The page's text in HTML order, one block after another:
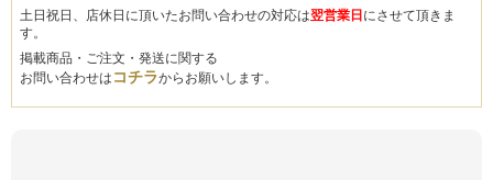
土日祝日、店休日に頂いたお問い合わせの対応は翌営業日 にさせて頂きま
す。
掲載商品・ご注文・発送に関する
お問い合わせは コチラからお願いします。